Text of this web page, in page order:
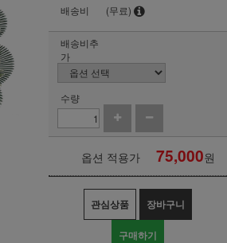
배송비
(무료)
배송비추
가
수량
옵션 적용가 75,000원
관심상품 장바구니
구매하기